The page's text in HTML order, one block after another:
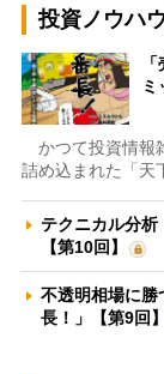
投資ノウハ
ミ
かつて投資情報
詰め込まれた「天
テクニカル分
【第10回】
不透明相場に
長！」【第9回】